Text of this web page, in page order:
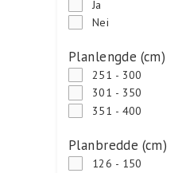
Ja
Nei
Planlengde (cm)
251 - 300
301 - 350
351 - 400
Planbredde (cm)
126 - 150